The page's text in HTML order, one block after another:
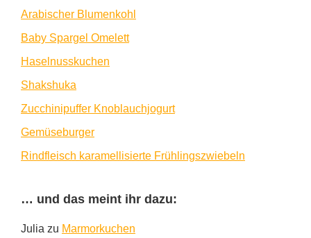
Arabischer Blumenkohl
Baby Spargel Omelett
Haselnusskuchen
Shakshuka
Zucchinipuffer Knoblauchjogurt
Gemüseburger
Rindfleisch karamellisierte Frühlingszwiebeln
… und das meint ihr dazu:
Julia zu Marmorkuchen